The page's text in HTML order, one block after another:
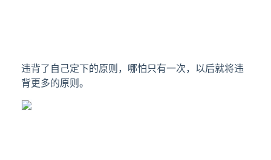
违背了自己定下的原则，哪怕只有一次，以后就将违
背更多的原则。